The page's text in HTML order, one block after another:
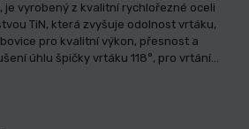
je vyrobený z kvalitní rychlořezné oceli
TiN, která zvyšuje odolnost vrtáku,
pro kvalitní výkon, přesnost a
úhlu špičky vrtáku 118°, pro vrtání…